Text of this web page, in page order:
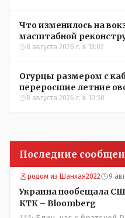
Что изменилось на
масштабной
8 августа 2026 г. в 13:02
Огурцы размером с
переросшие летние
зимой
8 августа 2026 г. в 10:50
Последние
родом из Шанхая2022 9
Украина пообещала
КТК – Bloomberg